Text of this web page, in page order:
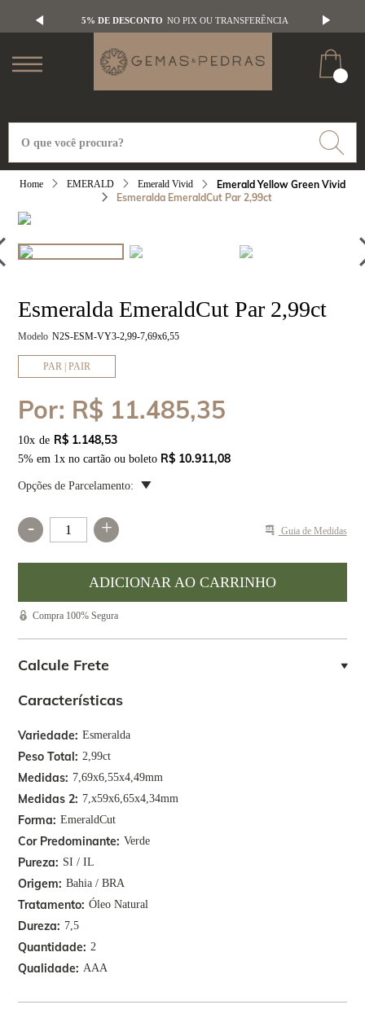
5% DE DESCONTO NO PIX OU TRANSFERÊNCIA
EMERALD Emerald Vivid
Emerald Yellow Green Vivid
Esmeralda EmeraldCut Par 2,99ct
Características
Variedade Esmeralda
Peso Total 2,99ct
Medidas 7,69x6,55x4,49mm
Medidas 2 7,x59x6,65x4,34mm
Forma EmeraldCut
Cor Predominante Verde
Pureza SI / IL
Origem Bahia / BRA
Tratamento Óleo Natural
Dureza 7,5
Quantidade 2
Qualidade AAA
Esmeralda EmeraldCut Par 2,99ct
Modelo N2S-ESM-VY3-2,99-7,69x6,55
PAR | PAIR
Por: R$ 11.485,35
10x R$ 1.148,53
5% em 1x no cartão ou boleto R$ 10.911,08
Opções de Parcelamento:
- + Guia de Medidas
Compra 100% Segura
Calcule Frete